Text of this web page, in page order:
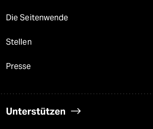
Die Seitenwende
Stellen
Presse
Unterstützen